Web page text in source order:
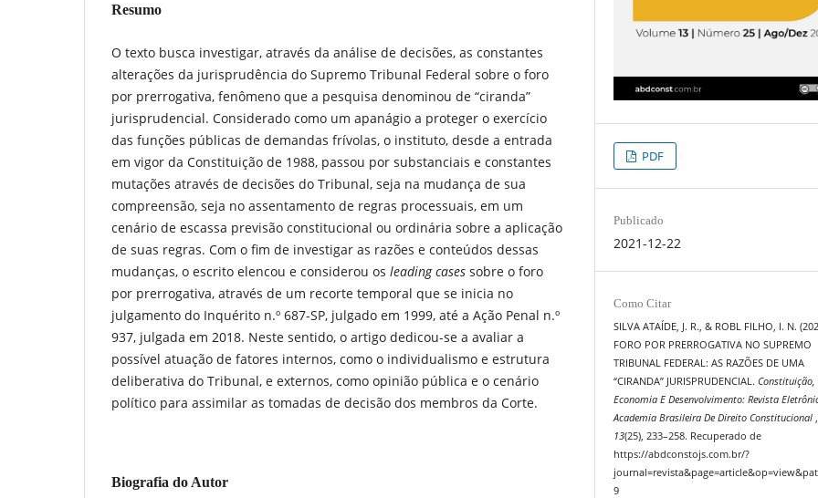
Resumo
O texto busca investigar, através da análise de decisões, as constantes
alterações da jurisprudência do Supremo Tribunal Federal sobre o foro
por prerrogativa, fenômeno que a pesquisa denominou de “ciranda”
jurisprudencial. Considerado como um apanágio a proteger o exercício
das funções públicas de demandas frívolas, o instituto, desde a entrada
em vigor da Constituição de 1988, passou por substanciais e constantes
mutações através de decisões do Tribunal, seja na mudança de sua
compreensão, seja no assentamento de regras processuais, em um
cenário de escassa previsão constitucional ou ordinária sobre a aplicação
de suas regras. Com o fim de investigar as razões e conteúdos dessas
mudanças, o escrito elencou e considerou os leading cases sobre o foro
por prerrogativa, através de um recorte temporal que se inicia no
julgamento do Inquérito n.º 687-SP, julgado em 1999, até a Ação Penal n.º
937, julgada em 2018. Neste sentido, o artigo dedicou-se a avaliar a
possível atuação de fatores internos, como o individualismo e estrutura
deliberativa do Tribunal, e externos, como opinião pública e o cenário
político para assimilar as tomadas de decisão dos membros da Corte.
Biografia do Autor
PDF
Publicado
2021-12-22
Como Citar
SILVA ATAÍDE, J. R., & ROBL FILHO, I. N.
FORO POR PRERROGATIVA NO SUPREMO
TRIBUNAL FEDERAL: AS RAZÕES DE UMA
“CIRANDA” JURISPRUDENCIAL.Constituição,
Economia E Desenvolvimento: Revista
Academia Brasileira De Direito Constitucional
13(25), 233–258. Recuperado de
https://abdconstojs.com.br/?
9